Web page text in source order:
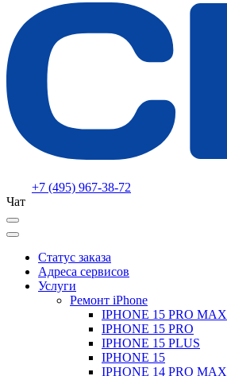
+7 (495) 967-38-72
Чат
Статус заказа
Адреса сервисов
Услуги
Ремонт iPhone
IPHONE 15 PRO MAX
IPHONE 15 PRO
IPHONE 15 PLUS
IPHONE 15
IPHONE 14 PRO MAX